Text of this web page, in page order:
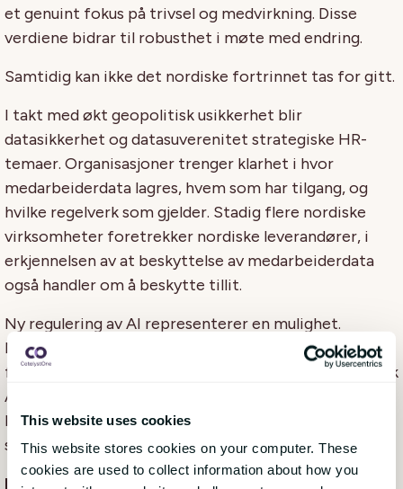
This website uses cookies
This website stores cookies on your computer. These
cookies are used to collect information about how you
et genuint fokus på trivsel og medvirkning. Disse
verdiene bidrar til robusthet i møte med endring.
Samtidig kan ikke det nordiske fortrinnet tas for gitt.
I takt med økt geopolitisk usikkerhet blir
datasikkerhet og datasuverenitet strategiske HR-
temaer. Organisasjoner trenger klarhet i hvor
medarbeiderdata lagres, hvem som har tilgang, og
hvilke regelverk som gjelder. Stadig flere nordiske
virksomheter foretrekker nordiske leverandører, i
erkjennelsen av at beskyttelse av medarbeiderdata
også handler om å beskytte tillit.
Ny regulering av AI representerer en mulighet.
Nordiske organisasjoner er godt posisjonert til å gå
foran i trygg, transparent og ansvarlig bruk av AI. Etisk
AI samsvarer tett med nordiske verdier og bidrar til
langsiktig tillit. HR spiller en viktig rolle i å sikre at AI
støtter – ikke erstatter – menneskelig vurdering.
I 2026 avhenger det nordiske HR-fortrinnet av